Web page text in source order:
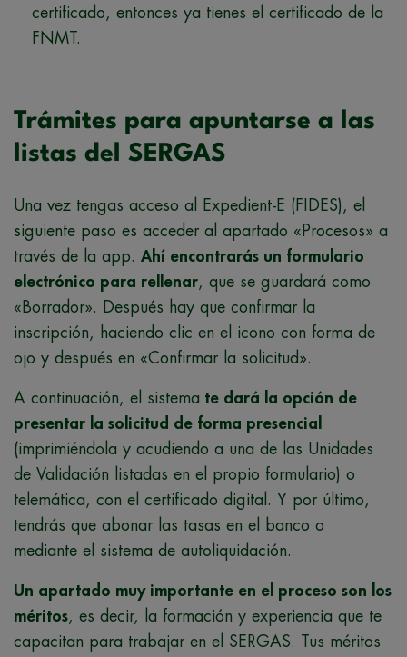
certificado, entonces ya tienes el certificado de la
FNMT.
Trámites para apuntarse a las
listas del SERGAS
Una vez tengas acceso al Expedient-E (FIDES), el
siguiente paso es acceder al apartado «Procesos» a
través de la app. Ahí encontrarás un formulario
electrónico para rellenar, que se guardará como
«Borrador». Después hay que confirmar la
inscripción, haciendo clic en el icono con forma de
ojo y después en «Confirmar la solicitud».
A continuación, el sistema te dará la opción de
presentar la solicitud de forma presencial
(imprimiéndola y acudiendo a una de las Unidades
de Validación listadas en el propio formulario) o
telemática, con el certificado digital. Y por último,
tendrás que abonar las tasas en el banco o
mediante el sistema de autoliquidación.
Un apartado muy importante en el proceso son los
méritos, es decir, la formación y experiencia que te
capacitan para trabajar en el SERGAS. Tus méritos